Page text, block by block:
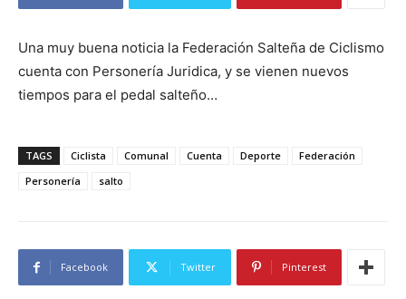
Una muy buena noticia la Federación Salteña de Ciclismo
cuenta con Personería Juridica, y se vienen nuevos
tiempos para el pedal salteño…
TAGS Ciclista Comunal Cuenta Deporte
Federación
Personería
salto
Facebook Twitter Pinterest